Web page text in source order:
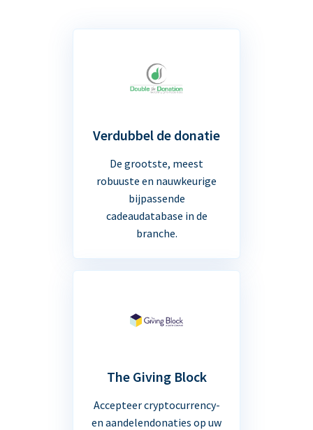
Verdubbel de donatie
De grootste, meest
robuuste en nauwkeurige
bijpassende
cadeaudatabase in de
branche.
The Giving Block
Accepteer cryptocurrency-
en aandelendonaties op uw